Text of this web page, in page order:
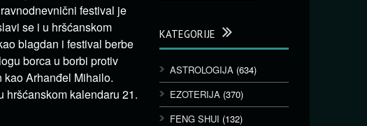
festival je
se i u hršćanskom
blagdan i festival berbe
borca u borbi protiv
Arhanđel Mihailo.
hršćanskom kalendaru 21.
KATEGORIJE
ASTROLOGIJA (634)
EZOTERIJA (370)
FENG SHUI (132)